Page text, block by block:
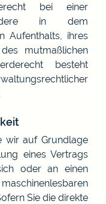
bei einer
in dem
Aufenthalts, ihres
mutmaßlichen
besteht
wir auf Grundlage
eines Vertrags
oder an einen
Sie die direkte